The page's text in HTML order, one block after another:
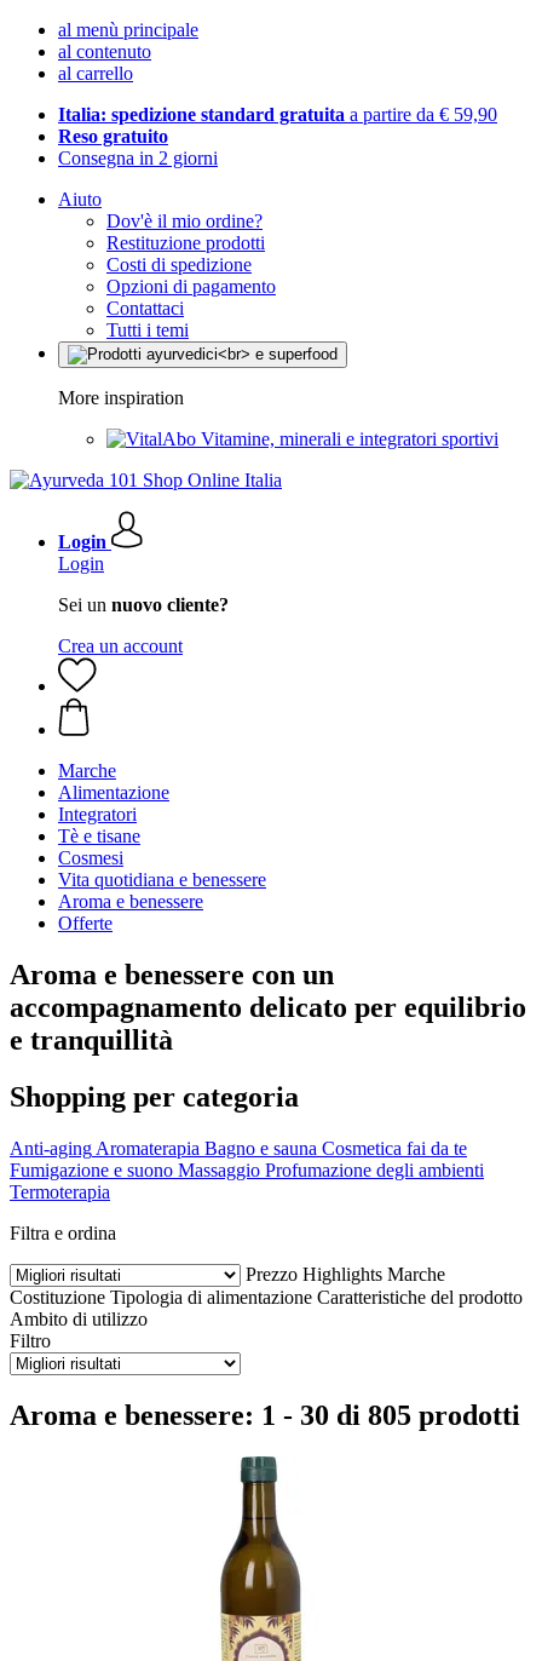
al menù principale
al contenuto
al carrello
Italia: spedizione standard gratuita a partire da € 59,90
Reso gratuito
Consegna in 2 giorni
Aiuto
Dov'è il mio ordine?
Restituzione prodotti
Costi di spedizione
Opzioni di pagamento
Contattaci
Tutti i temi
More inspiration
Vitamine, minerali e integratori sportivi
Login
Login
Sei un nuovo cliente?
Crea un account
Marche
Alimentazione
Integratori
Tè e tisane
Cosmesi
Vita quotidiana e benessere
Aroma e benessere
Offerte
Aroma e benessere con un
accompagnamento delicato per equilibrio
e tranquillità
Shopping per categoria
Anti-aging Aromaterapia Bagno e sauna Cosmetica fai da te
Fumigazione e suono Massaggio Profumazione degli ambienti
Termoterapia
Filtra e ordina
Prezzo Highlights Marche
Costituzione Tipologia di alimentazione Caratteristiche del prodotto
Ambito di utilizzo
Filtro
Aroma e benessere: 1 - 30 di 805 prodotti